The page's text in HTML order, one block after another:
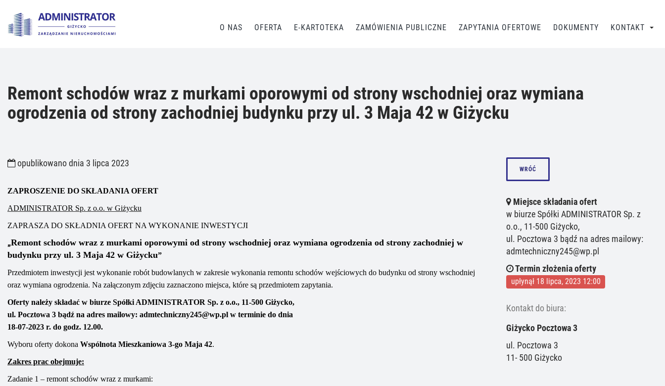
O NAS OFERTA E-KARTOTEKA ZAMÓWIENIA PUBLICZNE ZAPYTANIA OFERTOWE DOKUMENTY KONTAKT
Remont schodów wraz z murkami oporowymi od strony wschodniej oraz wymiana
ogrodzenia od strony zachodniej budynku przy ul. 3 Maja 42 w Giżycku
opublikowano dnia 3 lipca 2023
ZAPROSZENIE DO SKŁADANIA OFERT
ADMINISTRATOR Sp. z o.o. w Giżycku
ZAPRASZA DO SKŁADNIA OFERT NA WYKONANIE INWESTYCJI
„Remont schodów wraz z murkami oporowymi od strony wschodniej oraz wymiana ogrodzenia od strony zachodniej w
budynku przy ul. 3 Maja 42 w Giżycku”
Przedmiotem inwestycji jest wykonanie robót budowlanych w zakresie wykonania remontu schodów wejściowych do budynku od strony wschodniej
oraz wymiana ogrodzenia. Na załączonym zdjęciu zaznaczono miejsca, które są przedmiotem zapytania.
Oferty należy składać w biurze Spółki ADMINISTRATOR Sp. z o.o., 11-500 Giżycko,
ul. Pocztowa 3 bądź na adres mailowy: admtechniczny245@wp.pl w terminie do dnia
18-07-2023 r. do godz. 12.00.
Wyboru oferty dokona Wspólnota Mieszkaniowa 3-go Maja 42.
Zakres prac obejmuje:
Zadanie 1 – remont schodów wraz z murkami:
WRÓĆ
Miejsce składania ofert
w biurze Spółki ADMINISTRATOR Sp. z
o.o., 11-500 Giżycko,
ul. Pocztowa 3 bądź na adres mailowy:
admtechniczny245@wp.pl
Termin złożenia oferty
upłynął 18 lipca, 2023 12:00
Kontakt do biura:
Giżycko Pocztowa 3
ul. Pocztowa 3
11- 500 Giżycko